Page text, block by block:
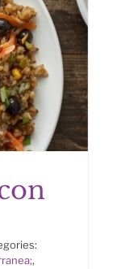
,